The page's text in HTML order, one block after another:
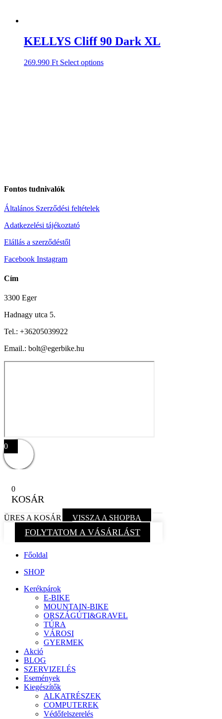
KELLYS Cliff 90 Dark XL
269.990 Ft Select options
Fontos tudnivalók
Általános Szerződési feltételek
Adatkezelési tájékoztató
Elállás a szerződéstől
Facebook Instagram
Cím
3300 Eger
Hadnagy utca 5.
Tel.: +36205039922
Email.: bolt@egerbike.hu
0
0
KOSÁR
ÜRES A KOSÁR VISSZA A SHOPBA
FOLYTATOM A VÁSÁRLÁST
Főoldal
SHOP
Kerékpárok
E-BIKE
MOUNTAIN-BIKE
ORSZÁGÚTI&GRAVEL
TÚRA
VÁROSI
GYERMEK
Akció
BLOG
SZERVIZELÉS
Események
Kiegészítők
ALKATRÉSZEK
COMPUTEREK
Védőfelszerelés